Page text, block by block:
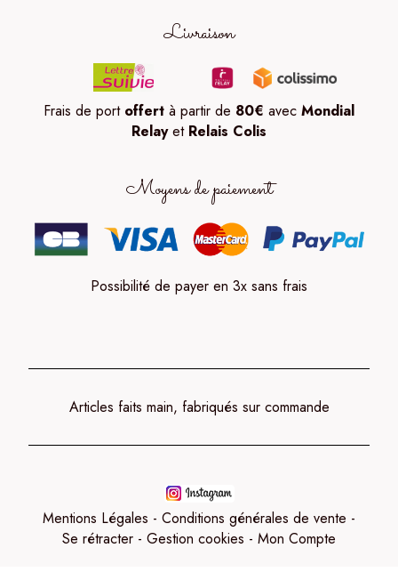
Livraison
Frais de port offert à partir de 80€ avec Mondial
Relayet Relais Colis
Moyens de paiement
Possibilité de payer en 3x sans frais
Articles faits main, fabriqués sur commande
Mentions Légales
Conditions générales de vente
Se rétracter
Gestion cookies Mon Compte